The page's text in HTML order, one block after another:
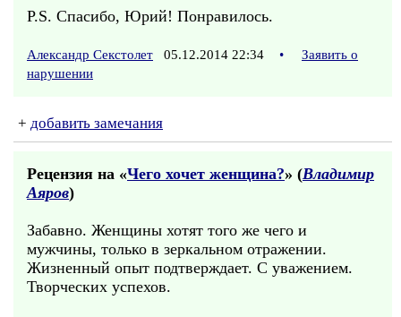
P.S. Спасибо, Юрий! Понравилось.
Александр Секстолет 05.12.2014 22:34 •
Заявить о
нарушении
+ добавить замечания
Рецензия на «Чего хочет женщина?» (Владимир
Аяров)
Забавно. Женщины хотят того же чего и
мужчины, только в зеркальном отражении.
Жизненный опыт подтверждает. С уважением.
Творческих успехов.